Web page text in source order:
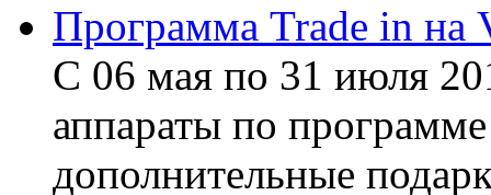
Программа Trade in на
С 06 мая по 31 июля
аппараты по
дополнительные